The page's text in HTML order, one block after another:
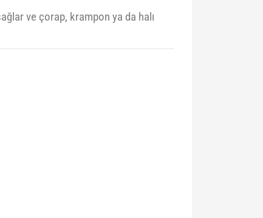
ve çorap, krampon ya da halı